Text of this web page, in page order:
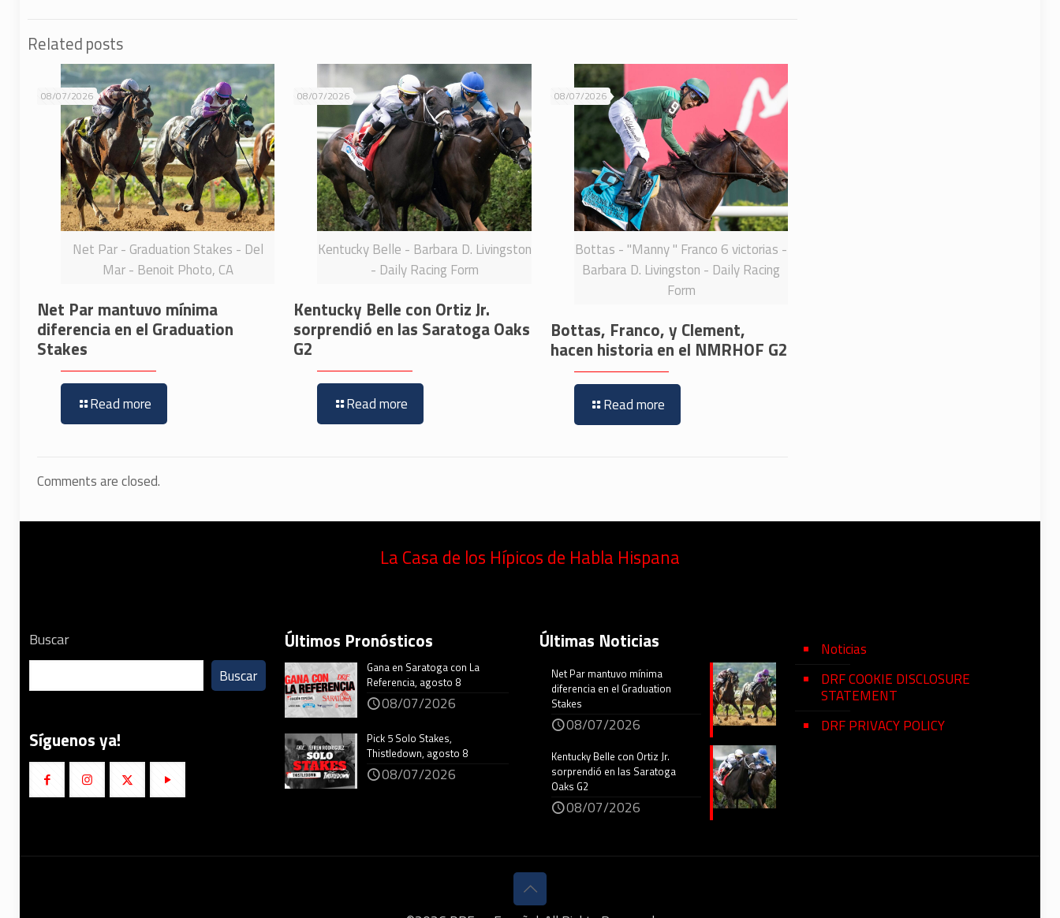
Related posts
Net Par - Graduation Stakes - Del
Mar - Benoit Photo, CA
08/07/2026
Net Par mantuvo mínima
diferencia en el Graduation
Stakes
Read more
Kentucky Belle - Barbara D. Livingston
- Daily Racing Form
08/07/2026
Kentucky Belle con Ortiz Jr.
sorprendió en las Saratoga Oaks
G2
Read more
Bottas - "Manny " Franco 6 victorias -
Barbara D. Livingston - Daily Racing
Form
08/07/2026
Bottas, Franco, y Clement,
hacen historia en el NMRHOF G2
Read more
Comments are closed.
La Casa de los Hípicos de Habla Hispana
Buscar
Buscar
Síguenos ya!
Últimos Pronósticos
Gana en Saratoga con La
Referencia, agosto 8
08/07/2026
Pick 5 Solo Stakes,
Thistledown, agosto 8
08/07/2026
Últimas Noticias
Net Par mantuvo mínima
diferencia en el Graduation
Stakes
08/07/2026
Kentucky Belle con Ortiz Jr.
sorprendió en las Saratoga
Oaks G2
08/07/2026
Noticias
DRF COOKIE DISCLOSURE
STATEMENT
DRF PRIVACY POLICY